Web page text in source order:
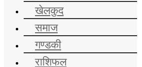
खेलकुद
समाज
गण्डकी
राशिफल